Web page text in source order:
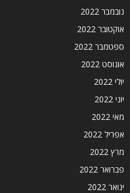
נובמבר 2022
אוקטובר 2022
ספטמבר 2022
אוגוסט 2022
יולי 2022
יוני 2022
מאי 2022
אפריל 2022
מרץ 2022
פברואר 2022
ינואר 2022